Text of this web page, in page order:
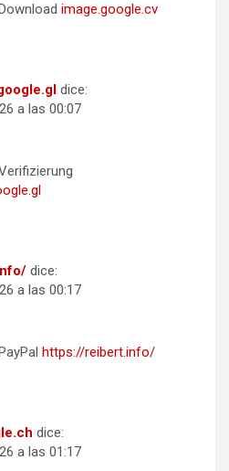
image.google.cv
dice:
a las 00:07
dice:
a las 00:17
https://reibert.info/
dice:
a las 01:17